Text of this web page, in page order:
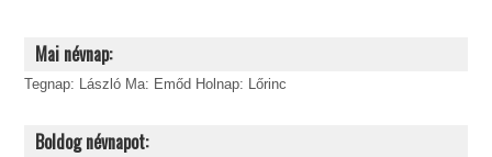
Mai névnap:
Tegnap: László Ma: Emőd Holnap: Lőrinc
Boldog névnapot: